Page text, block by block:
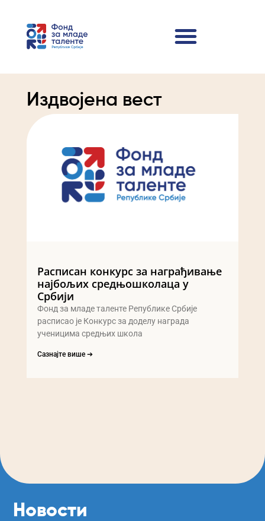
Издвојена вест
Расписан конкурс за награђивање
најбољих средњошколаца у
Србији
Фонд за младе таленте Републике Србије
расписао је Конкурс за доделу награда
ученицима средњих школа
Сазнајте више ➔
Новости